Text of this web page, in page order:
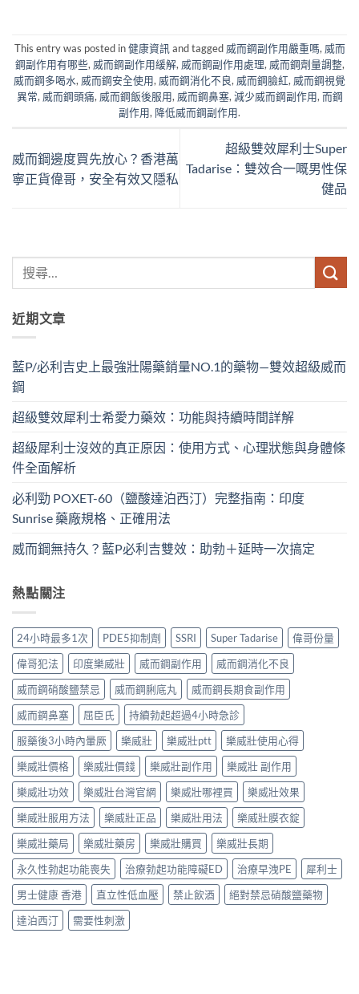
This entry was posted in健康資訊and tagged 威而鋼副作用嚴重嗎, 威而
鋼副作用有哪些, 威而鋼副作用緩解, 威而鋼副作用處理, 威而鋼劑量調整,
威而鋼多喝水, 威而鋼安全使用, 威而鋼消化不良, 威而鋼臉紅, 威而鋼視覺
異常, 威而鋼頭痛, 威而鋼飯後服用, 威而鋼鼻塞,減少威而鋼副作用,而鋼
副作用, 降低威而鋼副作用.
威而鋼邊度買先放心？香港萬
寧正貨偉哥，安全有效又隱私
超級雙效犀利士Super
Tadarise：雙效合一嘅男性保
健品
近期文章
藍P/必利吉史上最強壯陽藥銷量NO.1的藥物—雙效超級威而
鋼
超級雙效犀利士希愛力藥效：功能與持續時間詳解
超級犀利士沒效的真正原因：使用方式、心理狀態與身體條
件全面解析
必利勁 POXET-60（鹽酸達泊西汀）完整指南：印度
Sunrise 藥廠規格、正確用法
威而鋼無持久？藍P必利吉雙效：助勃＋延時一次搞定
熱點關注
24小時最多1次 PDE5抑制劑 SSRI Super Tadarise
偉哥份量
偉哥犯法
印度樂威壯 威而鋼副作用
威而鋼消化不良
威而鋼硝酸鹽禁忌
威而鋼脷底丸
威而鋼長期食副作用
威而鋼鼻塞
屈臣氏
持續勃起超過4小時急診
服藥後3小時內暈厥
樂威壯 樂威壯ptt
樂威壯使用心得
樂威壯價格
樂威壯價錢 樂威壯副作用
樂威壯 副作用
樂威壯功效
樂威壯台灣官網 樂威壯哪裡買
樂威壯效果
樂威壯服用方法
樂威壯正品 樂威壯用法
樂威壯膜衣錠
樂威壯藥局
樂威壯藥房 樂威壯購買
樂威壯長期
永久性勃起功能喪失
治療勃起功能障礙ED 治療早洩PE
犀利士
男士健康 香港
直立性低血壓 禁止飲酒
絕對禁忌硝酸鹽藥物
達泊西汀
需要性刺激